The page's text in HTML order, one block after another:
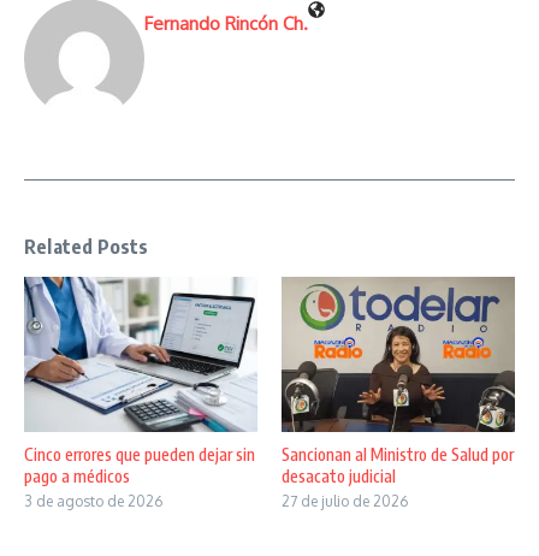
Fernando Rincón Ch.
Related Posts
Cinco errores que pueden dejar sin
pago a médicos
3 de agosto de 2026
Sancionan al Ministro de Salud por
desacato judicial
27 de julio de 2026